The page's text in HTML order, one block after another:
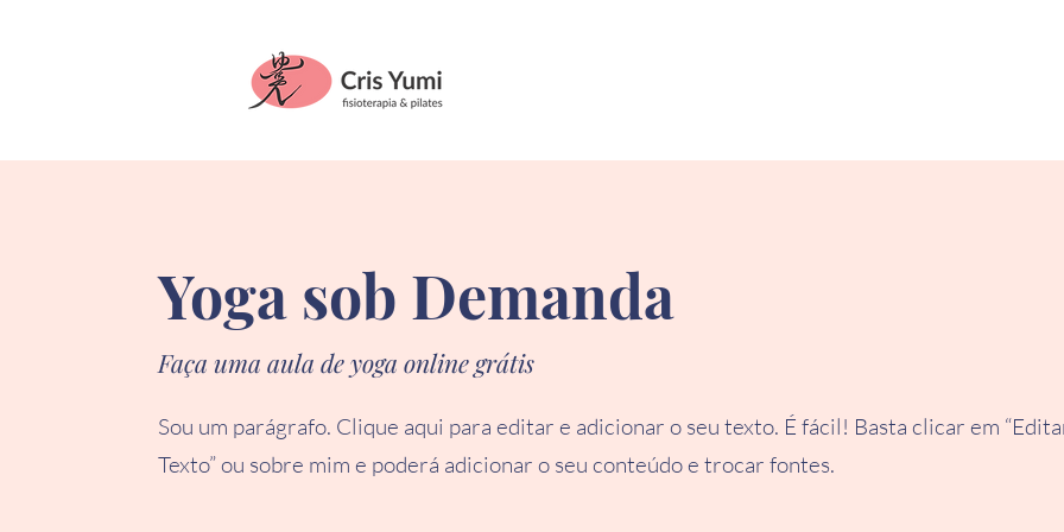
Yoga sob Demanda
Faça uma aula de yoga online grátis
Sou um parágrafo. Clique aqui para editar e adicionar o seu texto. É fácil! Basta clicar em
Texto” ou sobre mim e poderá adicionar o seu conteúdo e trocar fontes.